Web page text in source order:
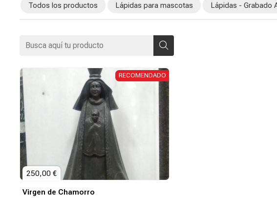
Todos los productos Lápidas para mascotas Lápidas - Grabado
Virgen de Chamorro
250,00 €